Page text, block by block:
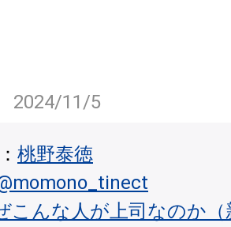
2024/11/5
桃野泰徳
こんな人が上司なのか（